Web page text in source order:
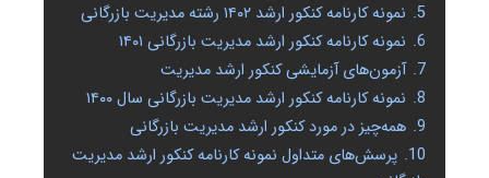
5. نمونه کارنامه کنکور ارشد ۱۴۰۲ رشته مدیریت بازرگانی
6. نمونه کارنامه کنکور ارشد مدیریت بازرگانی ۱۴۰۱
7. آزمون‌های آزمایشی کنکور ارشد مدیریت
8. نمونه کارنامه کنکور ارشد مدیریت بازرگانی سال ۱۴۰۰
9. همه‌چیز در مورد کنکور ارشد مدیریت بازرگانی
10. پرسش‌های متداول نمونه کارنامه کنکور ارشد مدیریت